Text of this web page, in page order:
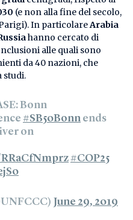
(e non alla fine del secolo,
In particolareArabia
hanno cercato di
alle quali sono
da 40 nazioni, che
studi.
Bonn
#SB50Bonn ends
on
#COP25
June 29, 2019